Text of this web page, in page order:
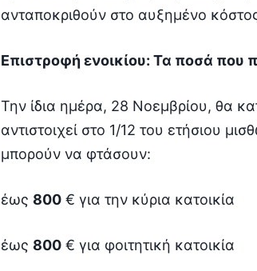
ανταποκριθούν στο αυξημένο
Επιστροφή ενοικίου: Τα ποσά που
Την ίδια ημέρα, 28 Νοεμβρίου, θα
αντιστοιχεί στο 1/12 του ετήσιου
μπορούν να φτάσουν:
έως 800€ για την κύρια κατοικία
έως 800€ για φοιτητική κατοικία